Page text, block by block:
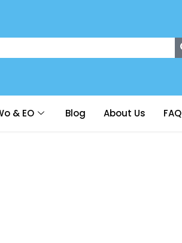
& EO Blog About Us FAQ